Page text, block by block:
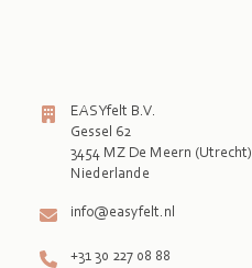
EASYfelt B.V.
Gessel 62
3454 MZ De Meern (Utrecht)
info@easyfelt.nl
+31 30 227 08 88